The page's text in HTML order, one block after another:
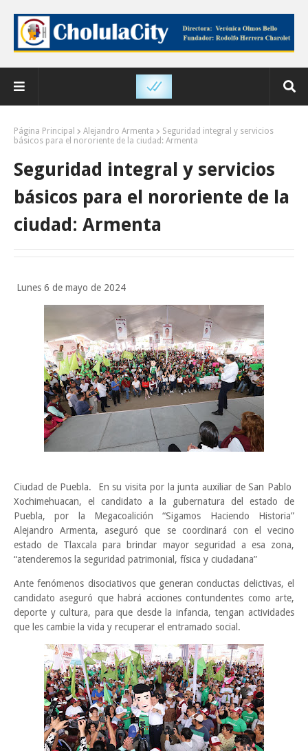
Página Principal Alejandro Armenta
Seguridad integral y servicios
básicos para el nororiente de la ciudad: Armenta
Seguridad integral y servicios
básicos para el nororiente de la
ciudad: Armenta
Lunes 6 de mayo de 2024
Ciudad de Puebla. En su visita por la junta auxiliar de San Pablo
Xochimehuacan, el candidato a la gubernatura del estado de
Puebla, por la Megacoalición “Sigamos Haciendo Historia”
Alejandro Armenta, aseguró que se coordinará con el vecino
estado de Tlaxcala para brindar mayor seguridad a esa zona,
“atenderemos la seguridad patrimonial, física y ciudadana”
Ante fenómenos disociativos que generan conductas delictivas, el
candidato aseguró que habrá acciones contundentes como arte,
deporte y cultura, para que desde la infancia, tengan actividades
que les cambie la vida y recuperar el entramado social.